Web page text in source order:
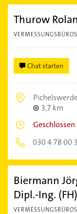
Thurow
VERMESSUNGSBÜROS
Chat starten
3,7 km
Geschlossen
030 4 78 00
Biermann
Dipl.-Ing. (FH)
VERMESSUNGSBÜROS